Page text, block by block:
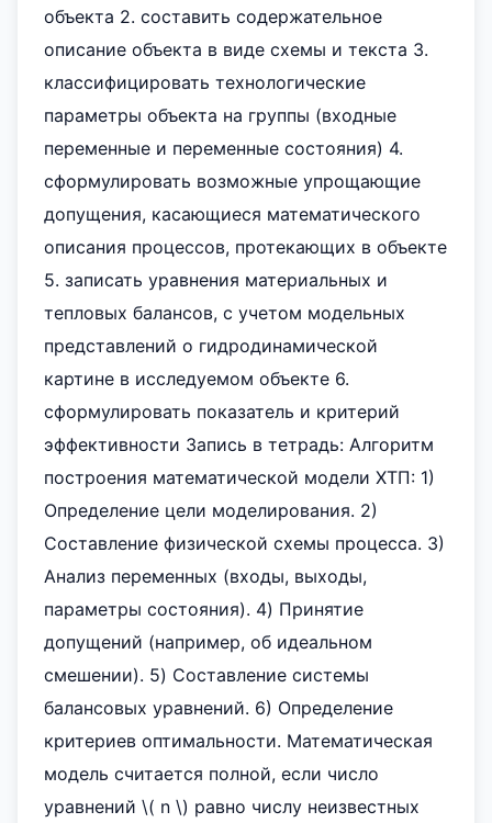
объекта 2. составить содержательное
описание объекта в виде схемы и текста 3.
классифицировать технологические
параметры объекта на группы (входные
переменные и переменные состояния) 4.
сформулировать возможные упрощающие
допущения, касающиеся математического
описания процессов, протекающих в объекте
5. записать уравнения материальных и
тепловых балансов, с учетом модельных
представлений о гидродинамической
картине в исследуемом объекте 6.
сформулировать показатель и критерий
эффективности Запись в тетрадь: Алгоритм
построения математической модели ХТП: 1)
Определение цели моделирования. 2)
Составление физической схемы процесса. 3)
Анализ переменных (входы, выходы,
параметры состояния). 4) Принятие
допущений (например, об идеальном
смешении). 5) Составление системы
балансовых уравнений. 6) Определение
критериев оптимальности. Математическая
модель считается полной, если число
уравнений \( n \) равно числу неизвестных